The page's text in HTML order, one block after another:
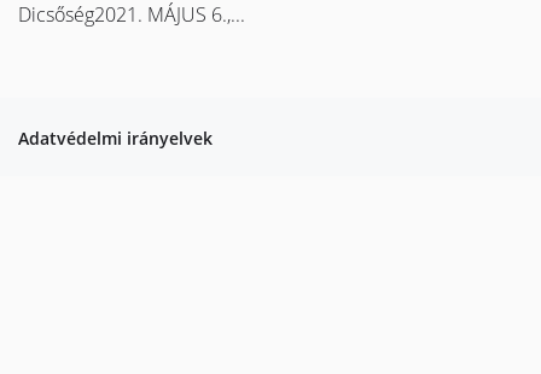
Dicsőség2021. MÁJUS 6.,...
Adatvédelmi irányelvek